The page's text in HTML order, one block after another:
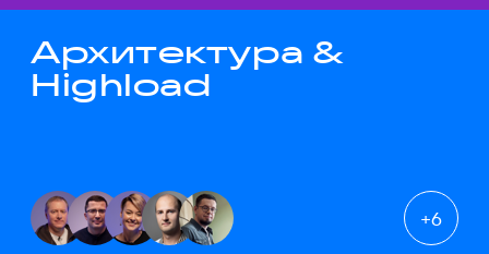
Архитектура &
Highload
+6